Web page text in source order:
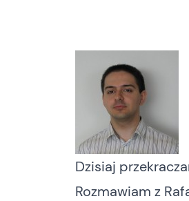
Dzisiaj
Rozmawiam z